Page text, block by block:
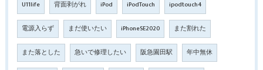
U11life 背面剥がれ iPod iPodTouch ipodtouch4
電源入らず まだ使いたい iPhoneSE2020 また割れた
また落とした 急いで修理したい 阪急園田駅 年中無休